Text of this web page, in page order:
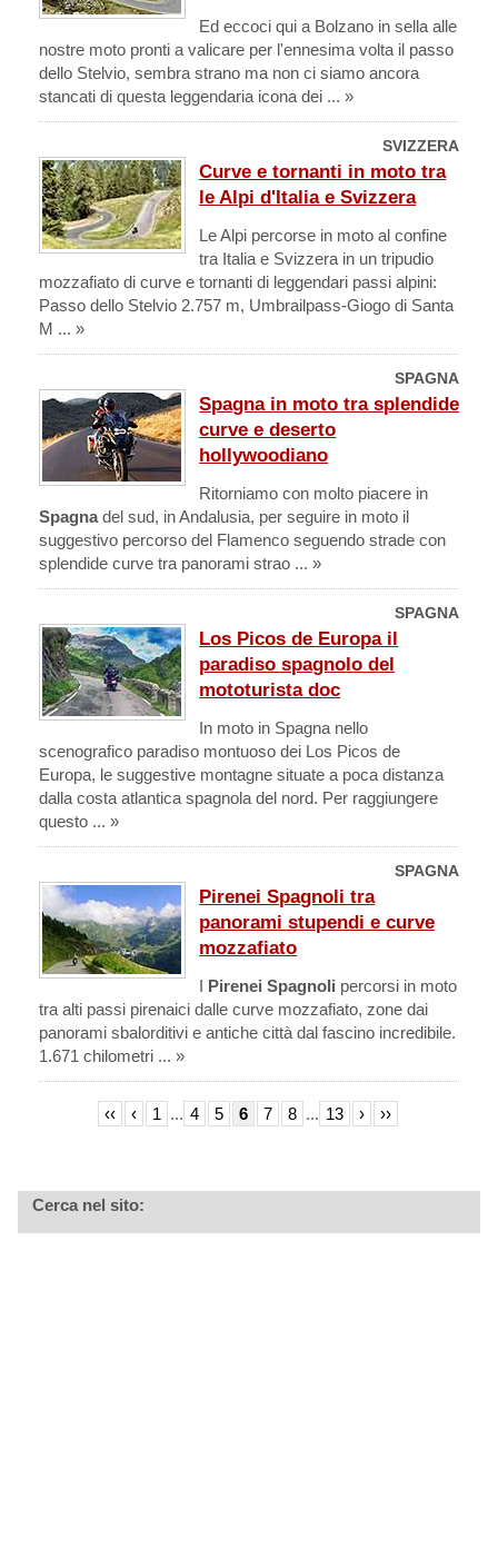
Ed eccoci qui a Bolzano in sella alle
nostre moto pronti a valicare per l'ennesima volta il passo
dello Stelvio, sembra strano ma non ci siamo ancora
stancati di questa leggendaria icona dei ... »
SVIZZERA
Curve e tornanti in moto tra
le Alpi d'Italia e Svizzera
Le Alpi percorse in moto al confine
tra Italia e Svizzera in un tripudio
mozzafiato di curve e tornanti di leggendari passi alpini:
Passo dello Stelvio 2.757 m, Umbrailpass-Giogo di Santa
M ... »
SPAGNA
Spagna in moto tra splendide
curve e deserto
hollywoodiano
Ritorniamo con molto piacere in
Spagnadel sud, in Andalusia, per seguire in moto il
suggestivo percorso del Flamenco seguendo strade con
splendide curve tra panorami strao ... »
SPAGNA
Los Picos de Europa il
paradiso spagnolo del
mototurista doc
In moto in Spagna nello
scenografico paradiso montuoso dei Los Picos de
Europa, le suggestive montagne situate a poca distanza
dalla costa atlantica spagnola del nord. Per raggiungere
questo ... »
SPAGNA
Pirenei Spagnoli tra
panorami stupendi e curve
mozzafiato
I Pirenei Spagnoli percorsi in moto
tra alti passi pirenaici dalle curve mozzafiato, zone dai
panorami sbalorditivi e antiche città dal fascino incredibile.
1.671 chilometri ... »
‹‹ ‹ 1 ... 4 5 6 7 8 ... 13 › ››
Cerca nel sito: